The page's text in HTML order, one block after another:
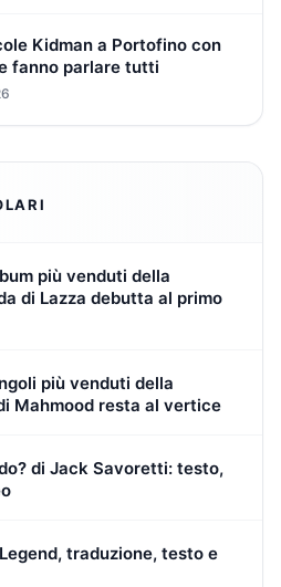
Kidman a Portofino con
fanno parlare tutti
più venduti della
di Lazza debutta al primo
più venduti della
Mahmood resta al vertice
di Jack Savoretti: testo,
traduzione, testo e